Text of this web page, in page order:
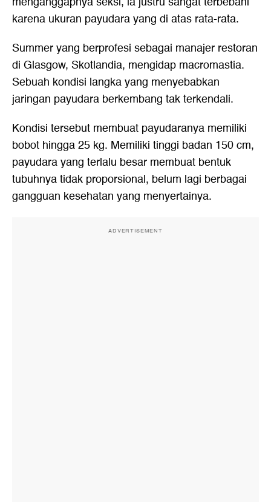
karena ukuran payudara yang di atas rata-rata.
Summer yang berprofesi sebagai manajer restoran
di Glasgow, Skotlandia, mengidap macromastia.
Sebuah kondisi langka yang menyebabkan
jaringan payudara berkembang tak terkendali.
Kondisi tersebut membuat payudaranya memiliki
bobot hingga 25 kg. Memiliki tinggi badan 150 cm,
payudara yang terlalu besar membuat bentuk
tubuhnya tidak proporsional, belum lagi berbagai
gangguan kesehatan yang menyertainya.
ADVERTISEMENT